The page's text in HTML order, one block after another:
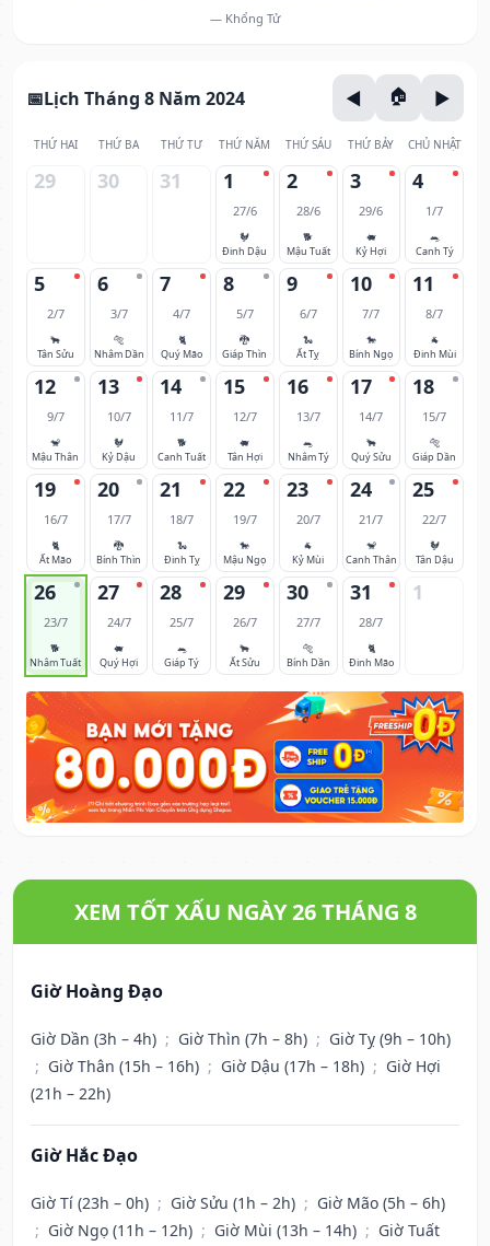
— Khổng Tử
Lịch Tháng 8 Năm 2024
THỨ HAI THỨ BA THỨ TƯ THỨ NĂM THỨ SÁU THỨ BẢY CHỦ NHẬT
29 30 31 1
27/6
🐓
Đinh Dậu
2
28/6
🐕
Mậu Tuất
3
29/6
🐖
Kỷ Hợi
4
1/7
🐀
Canh Tý
5
2/7
🐂
Tân Sửu
6
3/7
🐅
Nhâm Dần
7
4/7
🐈
Quý Mão
8
5/7
🐉
Giáp Thìn
9
6/7
🐍
Ất Tỵ
10
7/7
🐎
Bính Ngọ
11
8/7
🐐
Đinh Mùi
12
9/7
🐒
Mậu Thân
13
10/7
🐓
Kỷ Dậu
14
11/7
🐕
Canh Tuất
15
12/7
🐖
Tân Hợi
16
13/7
🐀
Nhâm Tý
17
14/7
🐂
Quý Sửu
18
15/7
🐅
Giáp Dần
19
16/7
🐈
Ất Mão
20
17/7
🐉
Bính Thìn
21
18/7
🐍
Đinh Tỵ
22
19/7
🐎
Mậu Ngọ
23
20/7
🐐
Kỷ Mùi
24
21/7
🐒
Canh Thân
25
22/7
🐓
Tân Dậu
26
23/7
🐕
Nhâm Tuất
27
24/7
🐖
Quý Hợi
28
25/7
🐀
Giáp Tý
29
26/7
🐂
Ất Sửu
30
27/7
🐅
Bính Dần
31
28/7
🐈
Đinh Mão
1
XEM TỐT XẤU NGÀY 26 THÁNG 8
Giờ Hoàng Đạo
Giờ Dần (3h – 4h) ; Giờ Thìn (7h – 8h) ; Giờ Tỵ (9h – 10h)
; Giờ Thân (15h – 16h) ; Giờ Dậu (17h – 18h) ; Giờ Hợi
(21h – 22h)
Giờ Hắc Đạo
Giờ Tí (23h – 0h) ; Giờ Sửu (1h – 2h) ; Giờ Mão (5h – 6h)
; Giờ Ngọ (11h – 12h) ; Giờ Mùi (13h – 14h) ; Giờ Tuất